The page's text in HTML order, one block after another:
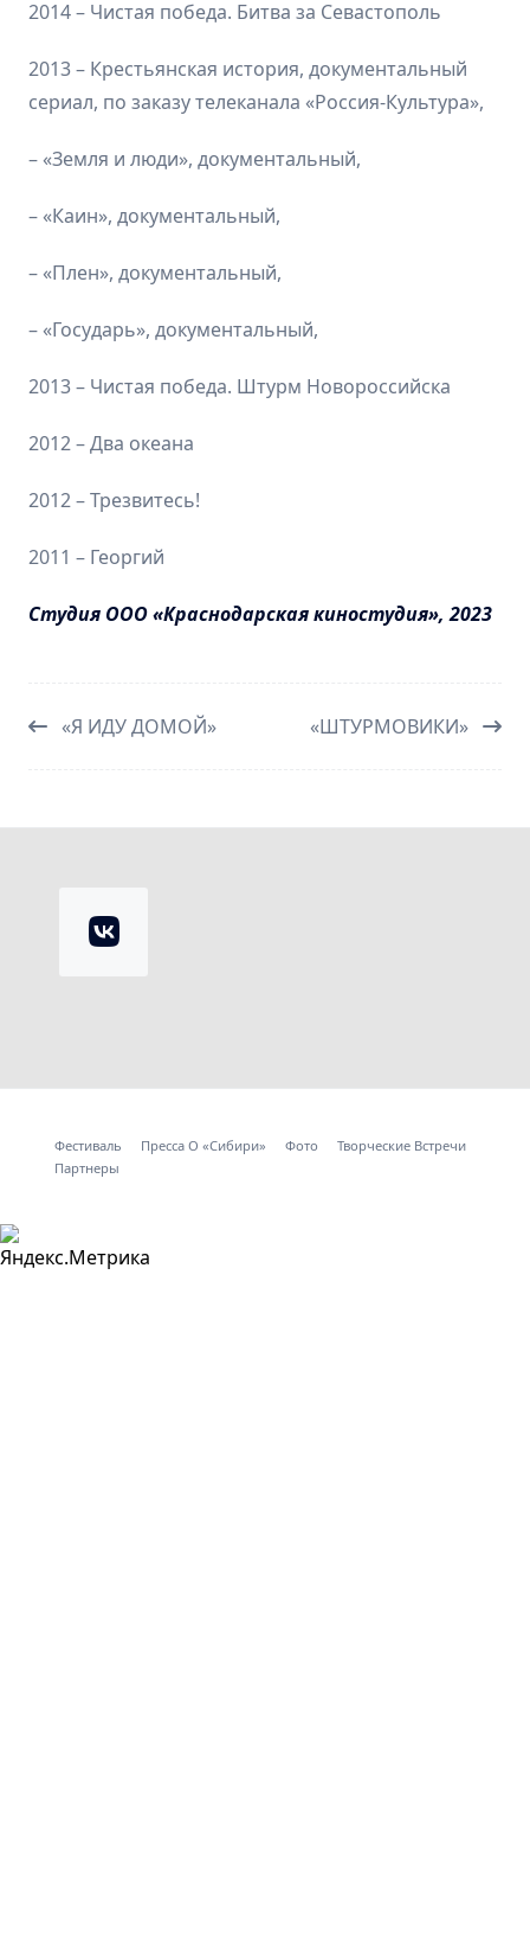
2014 – Чистая победа. Битва за Севастополь
2013 – Крестьянская история, документальный
сериал, по заказу телеканала «Россия-Культура»,
– «Земля и люди», документальный,
– «Каин», документальный,
– «Плен», документальный,
– «Государь», документальный,
2013 – Чистая победа. Штурм Новороссийска
2012 – Два океана
2012 – Трезвитесь!
2011 – Георгий
Студия ООО «Краснодарская киностудия», 2023
«Я ИДУ ДОМОЙ» «ШТУРМОВИКИ»
Фестиваль Пресса О «Сибири» Фото
Творческие Встречи
Партнеры